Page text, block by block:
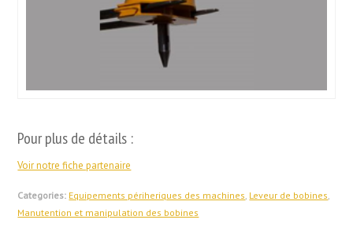
Pour plus de détails :
Voir notre fiche partenaire
Categories: Equipements périheriques des machines, Leveur de bobines,
Manutention et manipulation des bobines